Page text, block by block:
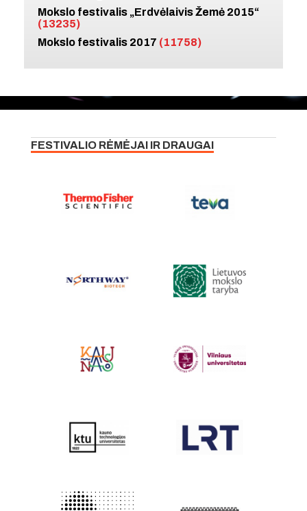
Mokslo festivalis „Erdvėlaivis Žemė 2015“
(13235)
Mokslo festivalis 2017 (11758)
FESTIVALIO RĖMĖJAI IR DRAUGAI